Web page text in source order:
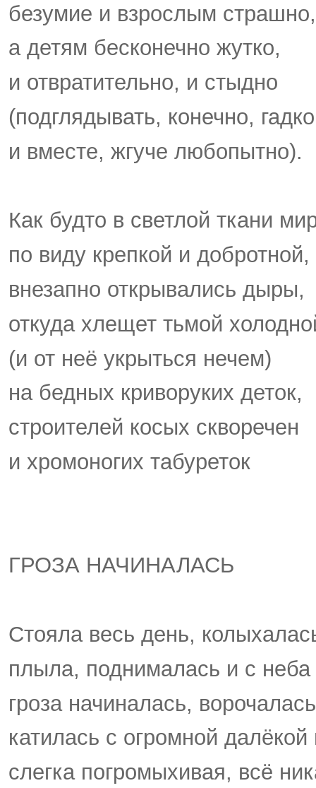
безумие и взрослым страшно,
а детям бесконечно жутко,
и отвратительно, и стыдно
(подглядывать, конечно,
и вместе, жгуче любопытно).
Как будто в светлой ткани
по виду крепкой и добротной,
внезапно открывались дыры,
откуда хлещет тьмой
(и от неё укрыться нечем)
на бедных криворуких деток,
строителей косых скворечен
и хромоногих табуреток
ГРОЗА НАЧИНАЛАСЬ
Стояла весь день,
плыла, поднималась и с
гроза начиналась,
катилась с огромной
слегка погромыхивая, всё